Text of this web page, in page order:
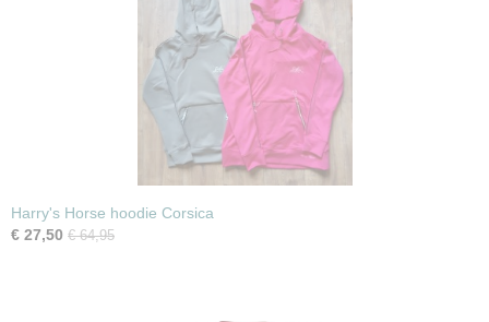
Harry's Horse hoodie Corsica
€ 27,50 € 64,95